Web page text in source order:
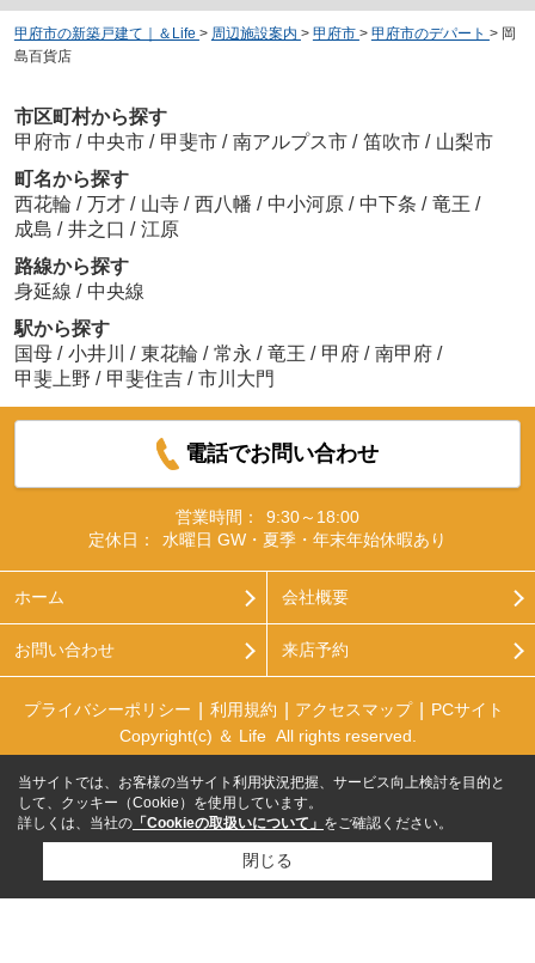
甲府市の新築戸建て｜＆Life > 周辺施設案内 > 甲府市 > 甲府市のデパート > 岡
島百貨店
市区町村から探す
甲府市 / 中央市 / 甲斐市 / 南アルプス市 / 笛吹市 / 山梨市
町名から探す
西花輪 / 万才 / 山寺 / 西八幡 / 中小河原 / 中下条 / 竜王 /
成島 / 井之口 / 江原
路線から探す
身延線 / 中央線
駅から探す
国母 / 小井川 / 東花輪 / 常永 / 竜王 / 甲府 / 南甲府 /
甲斐上野 / 甲斐住吉 / 市川大門
電話でお問い合わせ
営業時間：
9:30～18:00
定休日：
水曜日 GW・夏季・年末年始休暇あり
ホーム 会社概要
お問い合わせ 来店予約
プライバシーポリシー 利用規約 アクセスマップ
PCサイト
Copyright(c) ＆ Life All rights reserved.
当サイトでは、お客様の当サイト利用状況把握、サービス向上検討を目的と
して、クッキー（Cookie）を使用しています。
詳しくは、当社の 「Cookieの取扱いについて」 をご確認ください。
閉じる